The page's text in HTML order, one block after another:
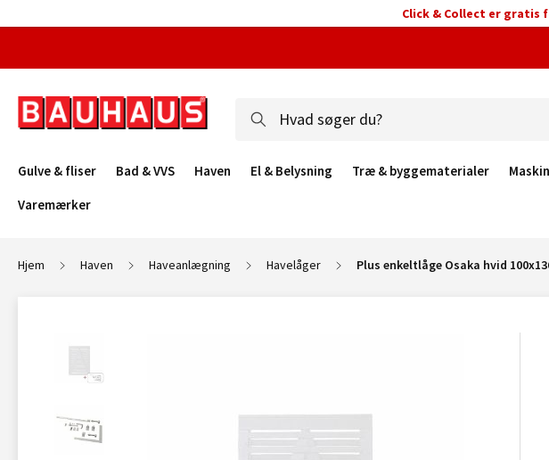
Click & Collect er gratis
Gulve & fliser Bad & VVS Haven El & Belysning Træ & byggematerialer
Varemærker
Hjem Haven Haveanlægning Havelåger Plus enkeltlåge Osaka hvid